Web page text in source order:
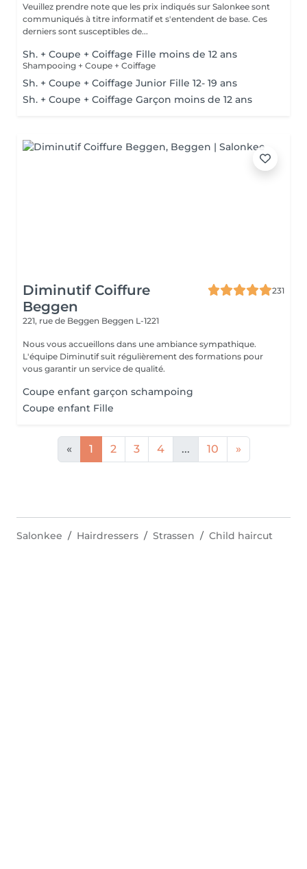
Veuillez prendre note que les prix indiqués sur Salonkee sont
communiqués à titre informatif et s'entendent de base. Ces
derniers sont susceptibles de...
Sh. + Coupe + Coiffage Fille moins de 12 ans
Shampooing + Coupe + Coiffage
Sh. + Coupe + Coiffage Junior Fille 12- 19 ans
Sh. + Coupe + Coiffage Garçon moins de 12 ans
Diminutif Coiffure
Beggen
231
221, rue de Beggen Beggen L-1221
Nous vous accueillons dans une ambiance sympathique.
L'équipe Diminutif suit régulièrement des formations pour
vous garantir un service de qualité.
Coupe enfant garçon schampoing
Coupe enfant Fille
« 1 2 3 4 ... 10 »
Salonkee Hairdressers Strassen Child haircut